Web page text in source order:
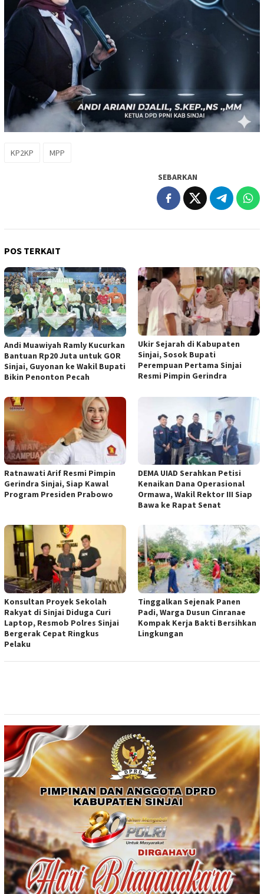
KP2KP MPP
SEBARKAN
POS TERKAIT
Andi Muawiyah Ramly Kucurkan
Bantuan Rp20 Juta untuk GOR
Sinjai, Guyonan ke Wakil Bupati
Bikin Penonton Pecah
Ukir Sejarah di Kabupaten
Sinjai, Sosok Bupati
Perempuan Pertama Sinjai
Resmi Pimpin Gerindra
Ratnawati Arif Resmi Pimpin
Gerindra Sinjai, Siap Kawal
Program Presiden Prabowo
DEMA UIAD Serahkan Petisi
Kenaikan Dana Operasional
Ormawa, Wakil Rektor III Siap
Bawa ke Rapat Senat
Konsultan Proyek Sekolah
Rakyat di Sinjai Diduga Curi
Laptop, Resmob Polres Sinjai
Bergerak Cepat Ringkus
Pelaku
Tinggalkan Sejenak Panen
Padi, Warga Dusun Cinranae
Kompak Kerja Bakti Bersihkan
Lingkungan